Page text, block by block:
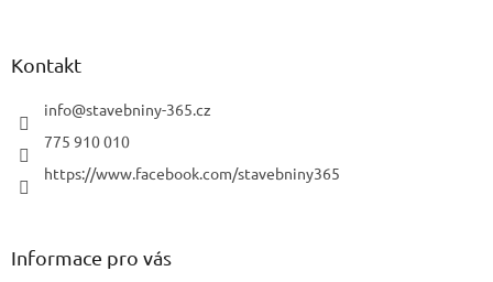
Kontakt
info@stavebniny-365.cz
775 910 010
https://www.facebook.com/stavebniny365
Informace pro vás